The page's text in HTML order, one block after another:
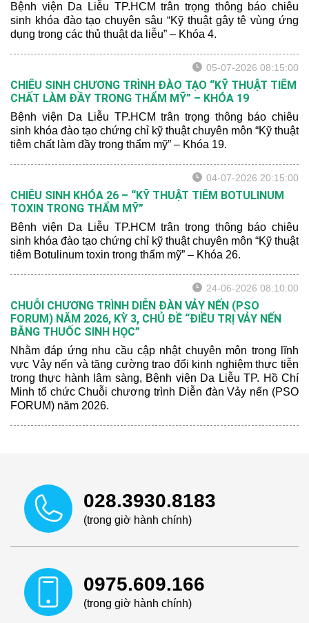
Bệnh viện Da Liễu TP.HCM trân trọng thông báo chiêu
sinh khóa đào tạo chuyên sâu “Kỹ thuật gây tê vùng ứng
dụng trong các thủ thuật da liễu” – Khóa 4.
05-07-2026 08:15:00
CHIÊU SINH CHƯƠNG TRÌNH ĐÀO TẠO “KỸ THUẬT TIÊM
CHẤT LÀM ĐẦY TRONG THẨM MỸ” – KHÓA 19
Bệnh viện Da Liễu TP.HCM trân trọng thông báo chiêu
sinh khóa đào tạo chứng chỉ kỹ thuật chuyên môn “Kỹ thuật
tiêm chất làm đầy trong thẩm mỹ” – Khóa 19.
04-07-2026 20:15:00
CHIÊU SINH KHÓA 26 – “KỸ THUẬT TIÊM BOTULINUM
TOXIN TRONG THẨM MỸ”
Bệnh viện Da Liễu TP.HCM trân trọng thông báo chiêu
sinh khóa đào tạo chứng chỉ kỹ thuật chuyên môn “Kỹ thuật
tiêm Botulinum toxin trong thẩm mỹ” – Khóa 26.
24-06-2026 08:10:00
CHUỖI CHƯƠNG TRÌNH DIỄN ĐÀN VẢY NẾN (PSO
FORUM) NĂM 2026, KỲ 3, CHỦ ĐỀ “ĐIỀU TRỊ VẢY NẾN
BẰNG THUỐC SINH HỌC”
Nhằm đáp ứng nhu cầu cập nhật chuyên môn trong lĩnh
vực Vảy nến và tăng cường trao đổi kinh nghiệm thực tiễn
trong thực hành lâm sàng, Bệnh viện Da Liễu TP. Hồ Chí
Minh tổ chức Chuỗi chương trình Diễn đàn Vảy nến (PSO
FORUM) năm 2026.
028.3930.8183
(trong giờ hành chính)
0975.609.166
(trong giờ hành chính)